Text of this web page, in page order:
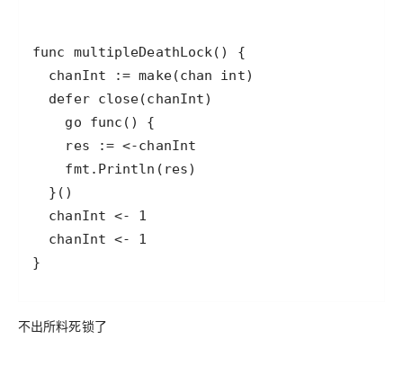
}
不出所料死锁了